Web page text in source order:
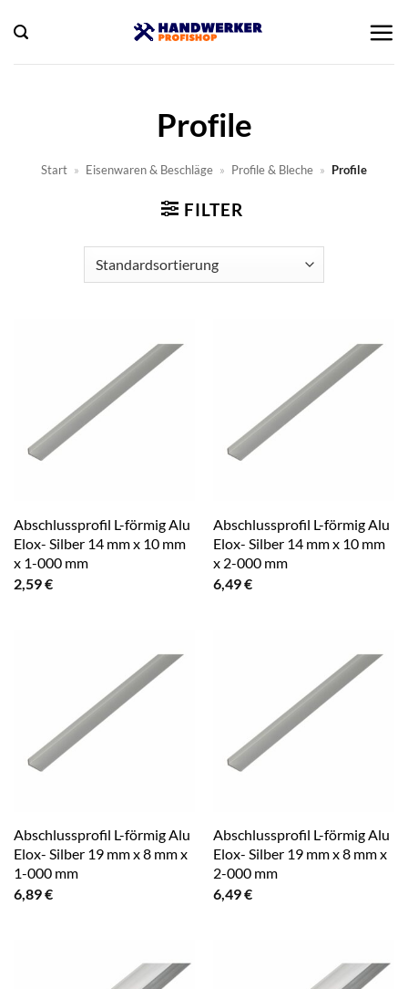
Inhalt
springen
Profile
Start » Eisenwaren & Beschläge » Profile & Bleche » Profile
FILTER
Abschlussprofil L-förmig Alu
Elox- Silber 14 mm x 10 mm
x 1-000 mm
2,59€
Abschlussprofil L-förmig Alu
Elox- Silber 14 mm x 10 mm
x 2-000 mm
6,49€
Abschlussprofil L-förmig Alu
Elox- Silber 19 mm x 8 mm x
1-000 mm
6,89€
Abschlussprofil L-förmig Alu
Elox- Silber 19 mm x 8 mm x
2-000 mm
6,49€